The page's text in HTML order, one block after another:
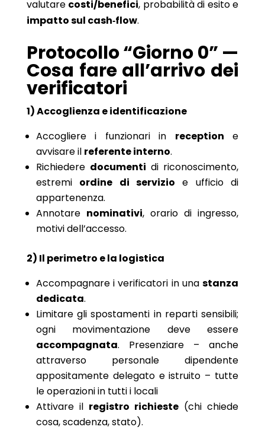
valutare costi/benefici, probabilità di esito e
impatto sul cash‑flow.
Protocollo “Giorno 0” —
Cosa fare all’arrivo dei
verificatori
1) Accoglienza e identificazione
Accogliere i funzionari in reception e
avvisare il referente interno.
Richiedere documenti di riconoscimento,
estremi ordine di servizio e ufficio di
appartenenza.
Annotare nominativi, orario di ingresso,
motivi dell’accesso.
2) Il perimetro e la logistica
Accompagnare i verificatori in unastanza
dedicata.
Limitare gli spostamenti in reparti sensibili;
ogni movimentazione deve essere
accompagnata. Presenziare – anche
attraverso personale dipendente
appositamente delegato e istruito – tutte
le operazioni in tutti i locali
Attivare il registro richieste (chi chiede
cosa, scadenza, stato).